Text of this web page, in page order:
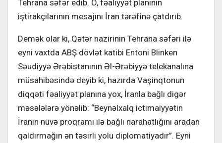
Tehrana səfər edib. O, fəaliyyət planının
iştirakçılarının mesajını İran tərəfinə çatdırıb.
Demək olar ki, Qətər nazirinin Tehrana səfəri ilə
eyni vaxtda ABŞ dövlət katibi Entoni Blinken
Səudiyyə Ərəbistanının Əl-Ərəbiyyə telekanalına
müsahibəsində deyib ki, hazırda Vaşinqtonun
diqqəti fəaliyyət planına yox, İranla bağlı digər
məsələlərə yönəlib: “Beynəlxalq ictimaiyyətin
İranın nüvə proqramı ilə bağlı narahatlığını aradan
qaldırmağın ən təsirli yolu diplomatiyadır”. Eyni